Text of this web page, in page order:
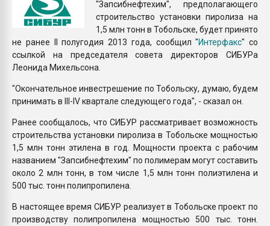
"Запсибнефтехим", предполагающего
строительство установки пиролиза на
1,5 млн тонн в Тобольске, будет принято
не ранее II полугодия 2013 года, сообщил "Интерфакс" со
ссылкой на председателя совета директоров СИБУРа
Леонида Михельсона.
"Окончательное инвестрешение по Тобольску, думаю, будем
принимать в III-IV квартале следующего года", - сказал он.
Ранее сообщалось, что СИБУР рассматривает возможность
строительства установки пиролиза в Тобольске мощностью
1,5 млн тонн этилена в год. Мощности проекта с рабочим
названием "Запсибнефтехим" по полимерам могут составить
около 2 млн тонн, в том числе 1,5 млн тонн полиэтилена и
500 тыс. тонн полипропилена.
В настоящее время СИБУР реализует в Тобольске проект по
производству полипропилена мощностью 500 тыс. тонн.